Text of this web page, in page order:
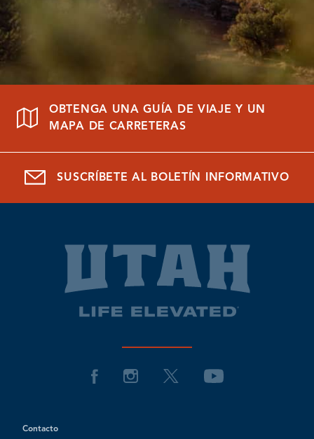
OBTENGA UNA GUÍA DE VIAJE Y UN
MAPA DE CARRETERAS
SUSCRÍBETE AL BOLETÍN INFORMATIVO
Contacto